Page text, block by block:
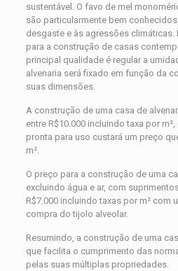
sustentável. O favo de mel
são particularmente bem
desgaste e às agressões climáticas.
para a construção de casas
principal qualidade é regular a
alvenaria será fixado em função da
suas dimensões.
A construção de uma casa de
entre R$10.000 incluindo taxa por
pronta para uso custará um preço
m².
O preço para a construção de uma
excluindo água e ar, com
R$7.000 incluindo taxas por m² com
compra do tijolo alveolar.
Resumindo, a construção de uma
que facilita o cumprimento das
pelas suas múltiplas propriedades.